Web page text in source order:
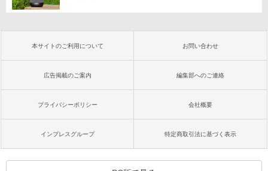
本サイトのご利用について お問い合わせ
広告掲載のご案内 編集部へのご連絡
プライバシーポリシー 会社概要
インプレスグループ 特定商取引法に基づく表示